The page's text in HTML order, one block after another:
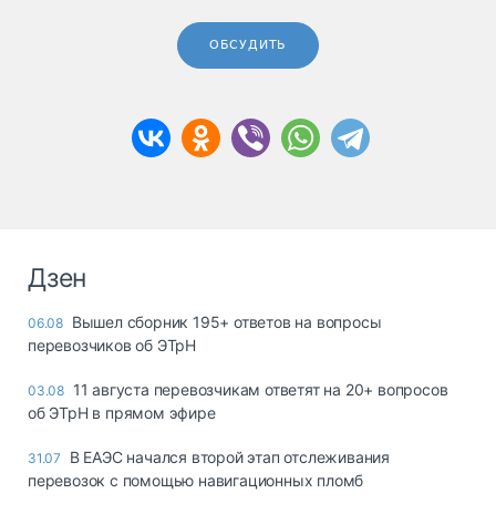
ОБСУДИТЬ
Дзен
06.08 Вышел сборник 195+ ответов на вопросы
перевозчиков об ЭТрН
03.08 11 августа перевозчикам ответят на 20+ вопросов
об ЭТрН в прямом эфире
31.07
В ЕАЭС начался второй этап отслеживания
перевозок с помощью навигационных пломб